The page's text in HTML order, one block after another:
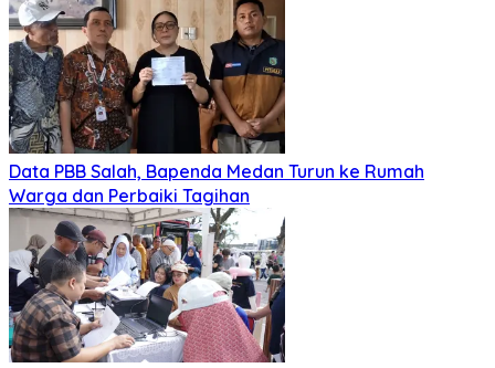
Data PBB Salah, Bapenda Medan Turun ke Rumah
Warga dan Perbaiki Tagihan